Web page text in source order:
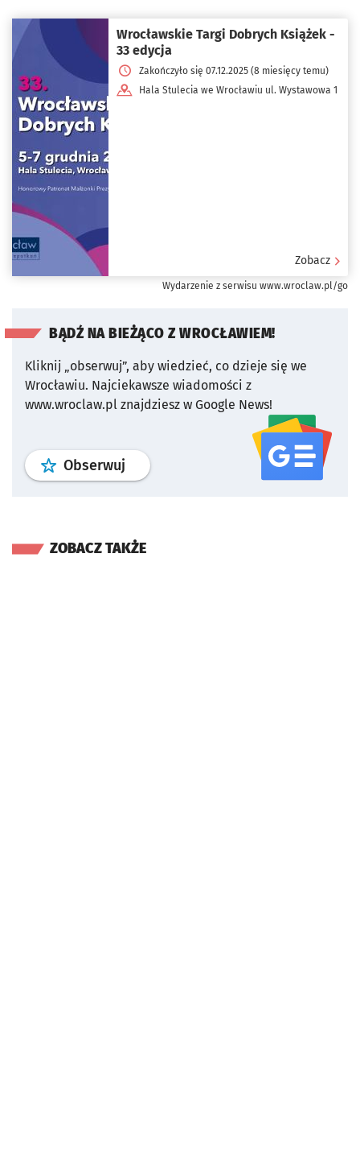
Wrocławskie Targi Dobrych Książek -
33 edycja
Zakończyło się 07.12.2025 (8 miesięcy temu)
Hala Stulecia we Wrocławiu ul. Wystawowa 1
Zobacz
Wydarzenie z serwisu www.wroclaw.pl/go
BĄDŹ NA BIEŻĄCO Z WROCŁAWIEM!
Kliknij „obserwuj”, aby wiedzieć, co dzieje się we
Wrocławiu. Najciekawsze wiadomości z
www.wroclaw.pl znajdziesz w Google News!
Obserwuj profil serwisu
ZOBACZ TAKŻE